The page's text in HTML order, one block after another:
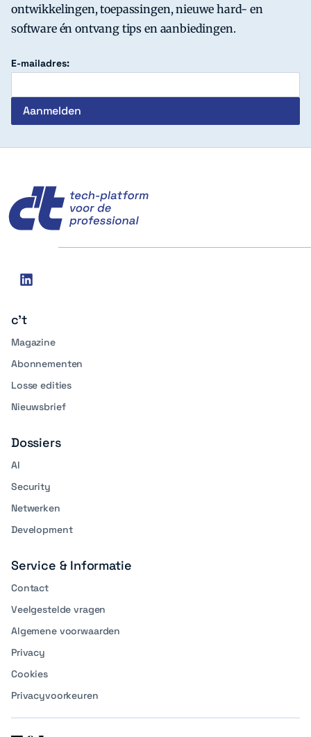
ontwikkelingen, toepassingen, nieuwe hard- en
software én ontvang tips en aanbiedingen.
E-mailadres:
Social
linkedin
c't
Magazine
Abonnementen
Losse edities
Nieuwsbrief
Dossiers
AI
Security
Netwerken
Development
Service & Informatie
Contact
Veelgestelde vragen
Algemene voorwaarden
Privacy
Cookies
Privacyvoorkeuren